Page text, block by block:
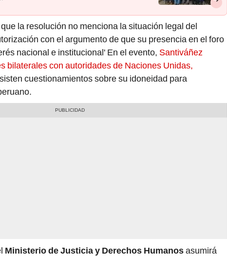
la resolución no menciona la situación legal del
con el argumento de que su presencia en el foro
nacional e institucional' En el evento, Santiváñez
bilaterales con autoridades de Naciones Unidas,
cuestionamientos sobre su idoneidad para
Ministerio de Justicia y Derechos Humanosasumirá